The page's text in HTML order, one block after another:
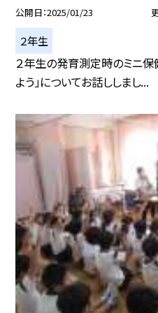
公開日 2025/01/23
２年生
２年生の発育測定時のミニ保
よう」についてお話ししまし...